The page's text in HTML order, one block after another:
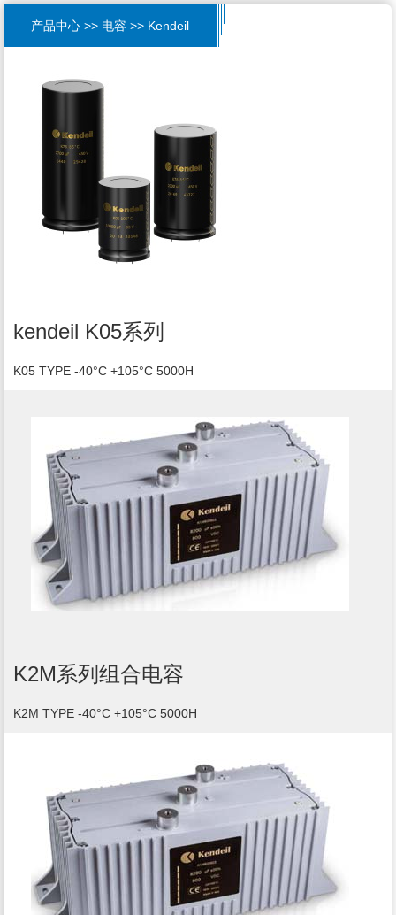
产品中心 >> 电容 >> Kendeil
kendeil K05系列
K05 TYPE -40°C +105°C 5000H
K2M系列组合电容
K2M TYPE ‐40°C +105°C 5000H